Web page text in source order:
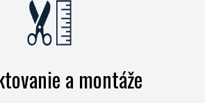
a montáže